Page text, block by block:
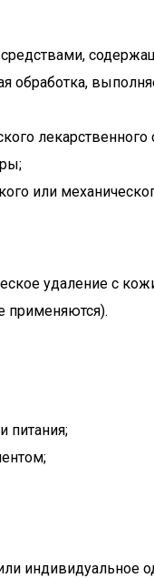
обработка,
или
удаление с
применяются).
питания;
индивидуальное